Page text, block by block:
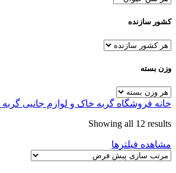
کشور سازنده
وزن بسته
خانه فروشگاه گربه خاک و لوازم جانبی گربه
Showing all 12 results
مشاهده فیلترها